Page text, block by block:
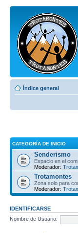
Índice general
CATEGORÍA DE INICIO
Senderismo
Espacio en el
Moderador:
Trotamontes
Zona solo para
Moderador:
IDENTIFICARSE
Nombre de Usuario: